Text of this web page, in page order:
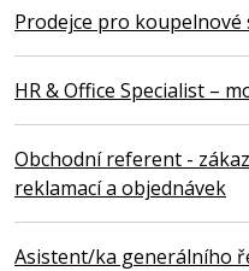
Prodejce pro
HR & Office Specialist –
Obchodní referent -
reklamací a objednávek
Asistent/ka generálního